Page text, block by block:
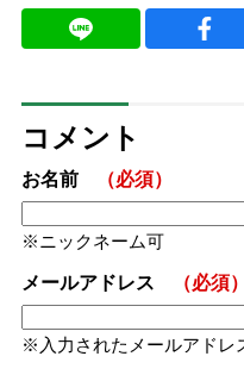
コメント
お名前 （必須）
ニックネーム可
メールアドレス （必須）
入力されたメールアドレ